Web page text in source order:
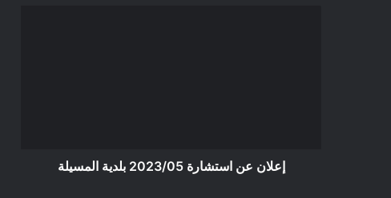
إعلان عن استشارة 2023/05 بلدية المسيلة